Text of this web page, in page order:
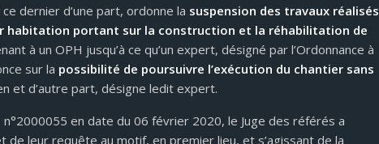
dernier d’une part, ordonne la suspension des travaux réalisés
habitation portant sur la construction et la réhabilitation de
à un OPH jusqu’à ce qu’un expert, désigné par l’Ordonnance à
sur la possibilité de poursuivre l’exécution du chantier sans
et d’autre part, désigne ledit expert.
n°2000055 en date du 06 février 2020, le Juge des référés a
de leur requête au motif, en premier lieu, et s’agissant de la